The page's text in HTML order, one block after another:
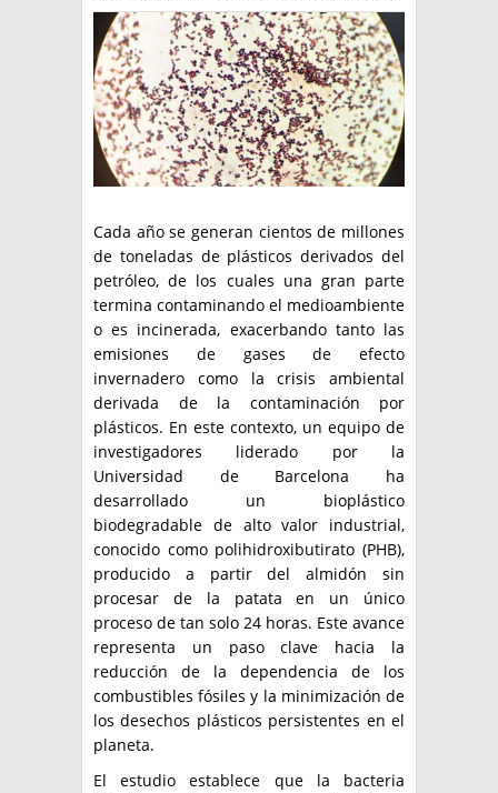
Cada año se generan cientos de millones
de toneladas de plásticos derivados del
petróleo, de los cuales una gran parte
termina contaminando el medioambiente
o es incinerada, exacerbando tanto las
emisiones de gases de efecto
invernadero como la crisis ambiental
derivada de la contaminación por
plásticos. En este contexto, un equipo de
investigadores liderado por la
Universidad de Barcelona ha
desarrollado un bioplástico
biodegradable de alto valor industrial,
conocido como polihidroxibutirato (PHB),
producido a partir del almidón sin
procesar de la patata en un único
proceso de tan solo 24 horas. Este avance
representa un paso clave hacia la
reducción de la dependencia de los
combustibles fósiles y la minimización de
los desechos plásticos persistentes en el
planeta.
El estudio establece que la bacteria